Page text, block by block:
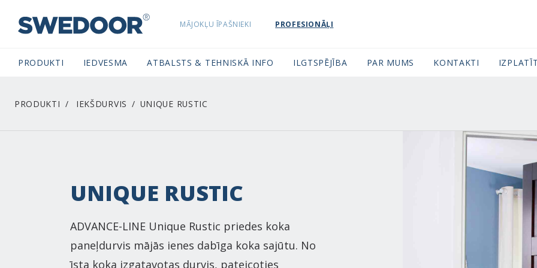
SWEDOORLATVIA NAVIGATION
MĀJOKĻU ĪPAŠNIEKI PROFESIONĀĻI
PRODUKTI IEDVESMA ATBALSTS & TEHNISKĀ INFO ILGTSPĒJĪBA PAR MUMS KONTAKTI
PRODUKTI IEKŠDURVIS UNIQUE RUSTIC
UNIQUE RUSTIC
ADVANCE-LINE Unique Rustic priedes koka
paneļdurvis mājās ienes dabīga koka sajūtu. No
īsta koka izgatavotas durvis, pateicoties